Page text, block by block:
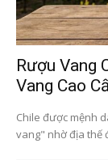
Rượu Vang
Vang Cao
Chile được mệnh
vang" nhờ địa thế